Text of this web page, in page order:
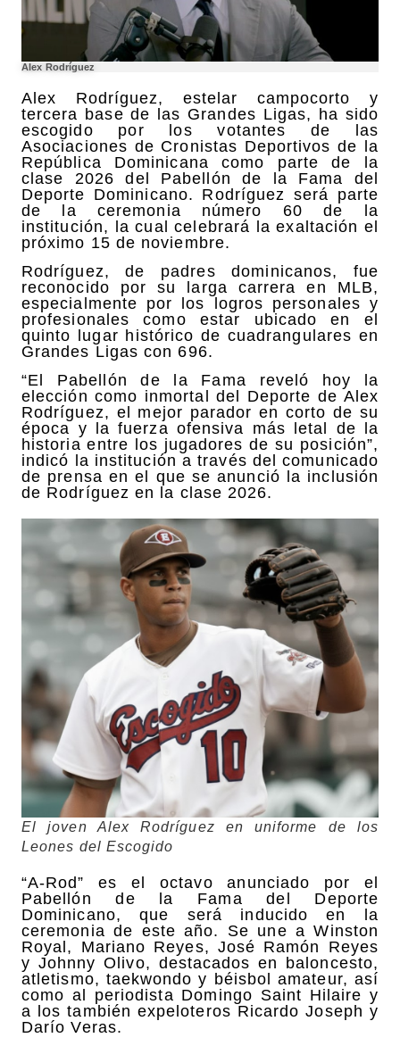
Alex Rodríguez
Alex Rodríguez, estelar campocorto y
tercera base de las Grandes Ligas, ha sido
escogido por los votantes de las
Asociaciones de Cronistas Deportivos de la
República Dominicana como parte de la
clase 2026 del Pabellón de la Fama del
Deporte Dominicano. Rodríguez será parte
de la ceremonia número 60 de la
institución, la cual celebrará la exaltación el
próximo 15 de noviembre.
Rodríguez, de padres dominicanos, fue
reconocido por su larga carrera en MLB,
especialmente por los logros personales y
profesionales como estar ubicado en el
quinto lugar histórico de cuadrangulares en
Grandes Ligas con 696.
“El Pabellón de la Fama reveló hoy la
elección como inmortal del Deporte de Alex
Rodríguez, el mejor parador en corto de su
época y la fuerza ofensiva más letal de la
historia entre los jugadores de su posición”,
indicó la institución a través del comunicado
de prensa en el que se anunció la inclusión
de Rodríguez en la clase 2026.
El joven Alex Rodríguez en uniforme de los
Leones del Escogido
“A-Rod” es el octavo anunciado por el
Pabellón de la Fama del Deporte
Dominicano, que será inducido en la
ceremonia de este año. Se une a Winston
Royal, Mariano Reyes, José Ramón Reyes
y Johnny Olivo, destacados en baloncesto,
atletismo, taekwondo y béisbol amateur, así
como al periodista Domingo Saint Hilaire y
a los también expeloteros Ricardo Joseph y
Darío Veras.